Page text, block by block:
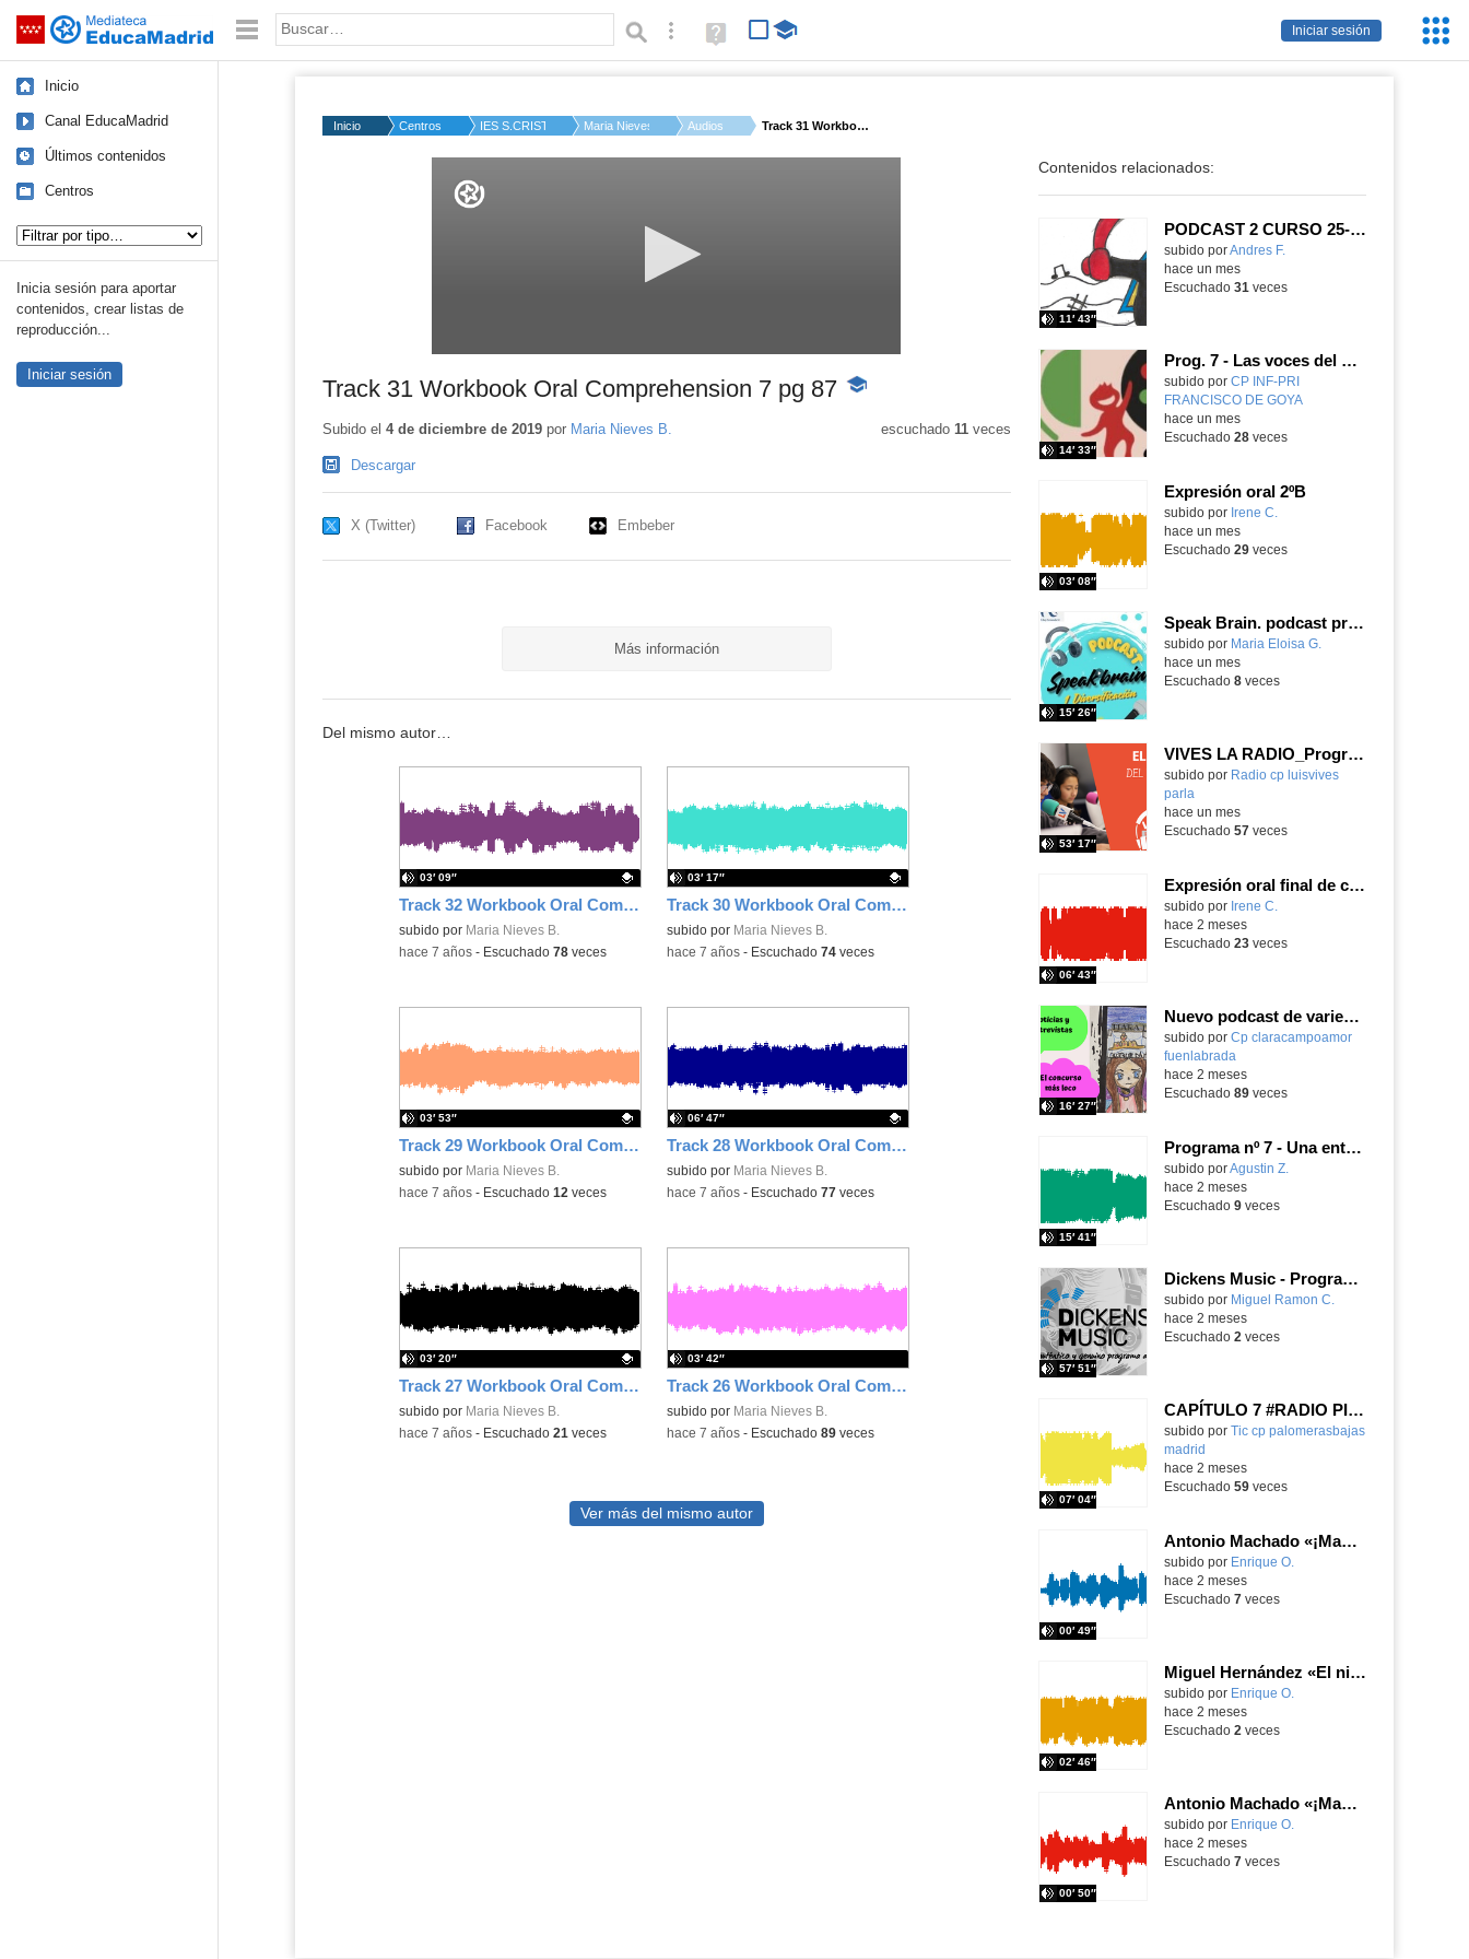
Saltar navegación
Iniciar sesión
Palabra o frase: Búsqueda avanzada
Ayuda
(en
Inicio
Canal EducaMadrid
Últimos contenidos
Centros
Inicia sesión para aportar
contenidos, crear listas de
reproducción...
Iniciar sesión
Inicio Centros IES S.CRISTOBAL DE L...Maria Nieves B. Audios Track 31 Workbook Or...
50%
Track 31 Workbook Oral Comprehension 7 pg 87 -
educativo
Subido el 4 de diciembre de 2019por Maria Nieves B. escuchado 11veces
Descargar
X (Twitter) Facebook Embeber
Más información
Del mismo autor…
Track 32 Workbook Oral Comprehension 8 pg 88
Contenido educativo.
subido por Maria Nieves B.
03′ 09″
-hace 7 años- Escuchado 78veces
Track 30 Workbook Oral Comprehension 6 pg 86
Contenido educativo.
subido por Maria Nieves B.
03′ 17″
-hace 7 años- Escuchado 74veces
Track 29 Workbook Oral Comprehension 5 pg 85
Contenido educativo.
subido por Maria Nieves B.
03′ 53″
-hace 7 años- Escuchado 12 veces
Track 28 Workbook Oral Comprehension 4 pg 84
Contenido educativo.
subido por Maria Nieves B.
06′ 47″
-hace 7 años- Escuchado 77veces
Track 27 Workbook Oral Comprehension 3 pg 83
Contenido educativo.
subido por Maria Nieves B.
03′ 20″
-hace 7 años- Escuchado 21 veces
Track 26 Workbook Oral Comprehension 2 pg 82
subido por Maria Nieves B.
03′ 42″
-hace 7 años- Escuchado 89veces
Ver más del mismo autor
Contenidos relacionados:
PODCAST 2 CURSO 25-26
subido porAndres F.
11′ 43″
hace un mes
Escuchado 31 veces
Prog. 7 - Las voces del Goya. Tercer programa del curso 2025-26
subido por CP INF-PRI
FRANCISCO DE GOYA
14′ 33″
-
hace un mes
Escuchado 28veces
Expresión oral 2ºB
Contenido educativo.
subido por Irene C.
03′ 08″
hace un mes
Escuchado 29veces
Speak Brain. podcast programa 7 secciones
Contenido educativo.
subido por Maria Eloisa G.
15′ 26″
hace un mes
Escuchado 8veces
VIVES LA RADIO_Programa 27: El final del principio
Contenido educativo.
subido por Radio cp luisvives
parla
53′ 17″
hace un mes
Escuchado 57veces
Expresión oral final de curso 2ºA
Contenido educativo.
subido por Irene C.
06′ 43″
hace 2 meses
Escuchado 23veces
Nuevo podcast de variedades
Contenido educativo.
subido por Cp claracampoamor
fuenlabrada
16′ 27″
hace 2 meses
Escuchado 89veces
Programa nº 7 - Una entrevista muy especial -
Contenido educativo.
subido porAgustin Z.
15′ 41″
hace 2 meses
Escuchado 9veces
Dickens Music - Programa 16, Temporada 7
subido por Miguel Ramon C.
57′ 51″
hace 2 meses
Escuchado 2 veces
CAPÍTULO 7 #RADIO PICHÓN
subido por Tic cp palomerasbajas
madrid
07′ 04″
hace 2 meses
Escuchado 59veces
Antonio Machado «¡Madrid, Madrid! ¡Qué bien tu nombre suena!»,1936, Recitario APE Quevedo
Contenido educativo.
subido por Enrique O.
00′ 49″
hace 2 meses
Escuchado 7veces
Miguel Hernández «El niño yuntero» Viento del pueblo (1937) Recitario APE Quevedo
Contenido educativo.
subido por Enrique O.
02′ 46″
hace 2 meses
Escuchado 2 veces
Antonio Machado «¡Madrid, Madrid! ¡Qué bien tu nombre suena!» (1936) Recitario APE Quevedo
Contenido educativo.
subido por Enrique O.
00′ 50″
hace 2 meses
Escuchado 7veces